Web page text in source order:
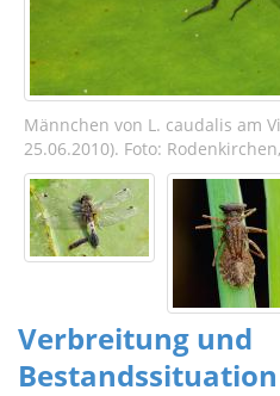
Männchen von L. caudalis am
25.06.2010). Foto:
Verbreitung und
Bestandssituation